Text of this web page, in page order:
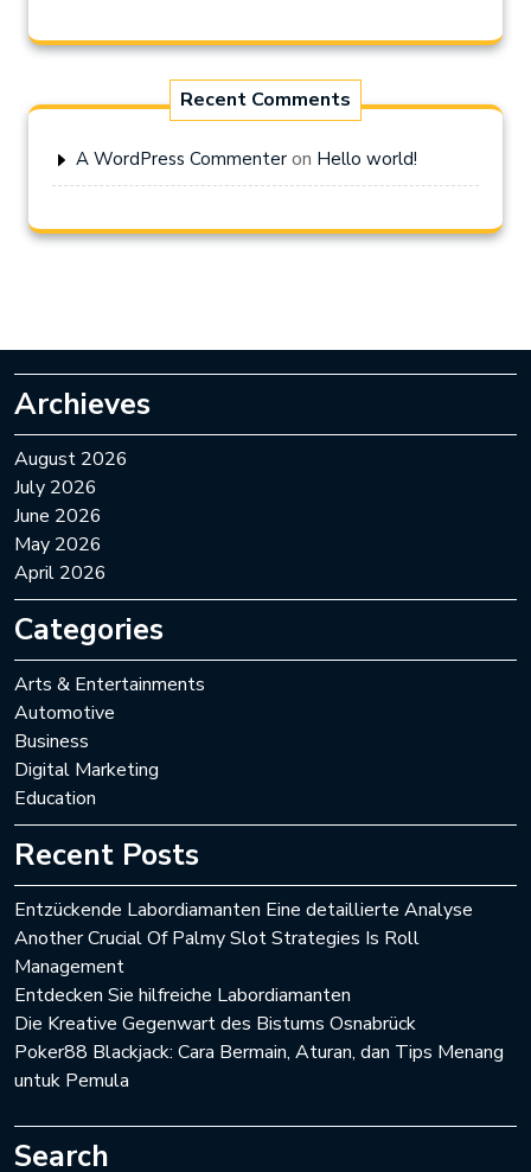
Recent Comments
A WordPress Commenter on Hello world!
Archieves
August 2026
July 2026
June 2026
May 2026
April 2026
Categories
Arts & Entertainments
Automotive
Business
Digital Marketing
Education
Recent Posts
Entzückende Labordiamanten Eine detaillierte Analyse
Another Crucial Of Palmy Slot Strategies Is Roll
Management
Entdecken Sie hilfreiche Labordiamanten
Die Kreative Gegenwart des Bistums Osnabrück
Poker88 Blackjack: Cara Bermain, Aturan, dan Tips Menang
untuk Pemula
Search